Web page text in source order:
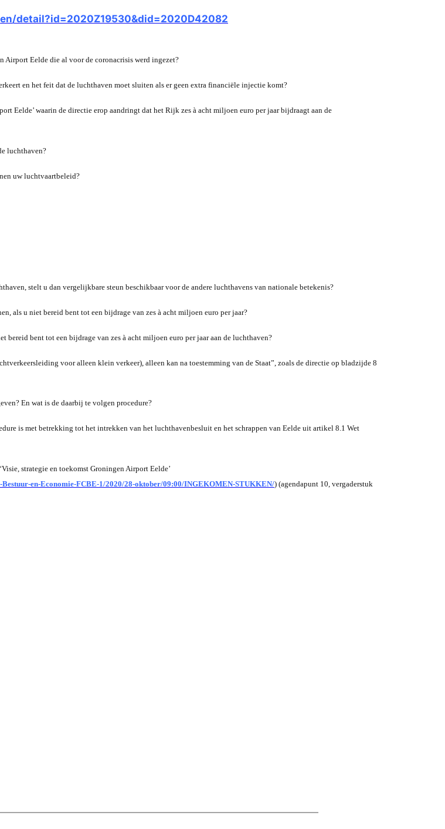
detail?id=2020Z19530&did=2020D42082
Eelde die al voor de coronacrisis werd ingezet?
en het feit dat de luchthaven moet sluiten als er geen extra financiële injectie komt?
Eelde’ waarin de directie erop aandringt dat het Rijk zes à acht miljoen euro per jaar bijdraagt aan de
luchthaven?
uw luchtvaartbeleid?
stelt u dan vergelijkbare steun beschikbaar voor de andere luchthavens van nationale betekenis?
als u niet bereid bent tot een bijdrage van zes à acht miljoen euro per jaar?
bent tot een bijdrage van zes à acht miljoen euro per jaar aan de luchthaven?
voor alleen klein verkeer), alleen kan na toestemming van de Staat”, zoals de directie op bladzijde 8
En wat is de daarbij te volgen procedure?
is met betrekking tot het intrekken van het luchthavenbesluit en het schrappen van Eelde uit artikel 8.1 Wet
strategie en toekomst Groningen Airport Eelde’
en-Economie-FCBE-1/2020/28-oktober/09:00/INGEKOMEN-STUKKEN/) (agendapunt 10, vergaderstuk